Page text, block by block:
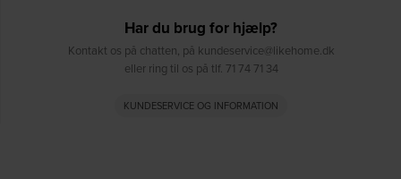
Har du brug for hjælp?
Kontakt os på chatten, på kundeservice@likehome.dk
eller ring til os på tlf. 71 74 71 34
KUNDESERVICE OG INFORMATION